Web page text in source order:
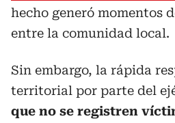
hecho generó momentos
entre la comunidad local.
Sin embargo, la rápida
territorial por parte del
que no se registren